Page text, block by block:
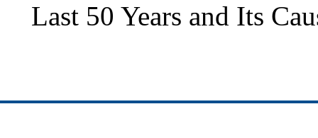
Last 50 Years and Its